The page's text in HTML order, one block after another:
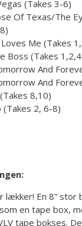
(Takes 3-6)
Of Texas/The
Me (Takes
Boss (Takes
And
And
8,10)
(Takes 2, 6-8)
lækker! En 8” stor
en tape box,
tape bokses.